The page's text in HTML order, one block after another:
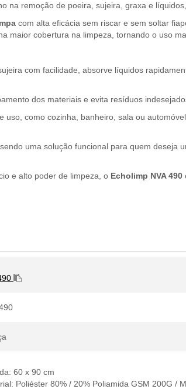
remoção de poeira, sujeira, graxa e
com alta eficácia sem riscar e sem soltar
maior cobertura na limpeza, tornando o uso
com facilidade, absorve líquidos
dos materiais e evita resíduos
uso, como cozinha, banheiro, sala ou
uma solução funcional para quem deseja
e alto poder de limpeza, o Echolimp NVA 490
60 x 90 cm
Poliéster 80% / 20% Poliamida GSM 200G /